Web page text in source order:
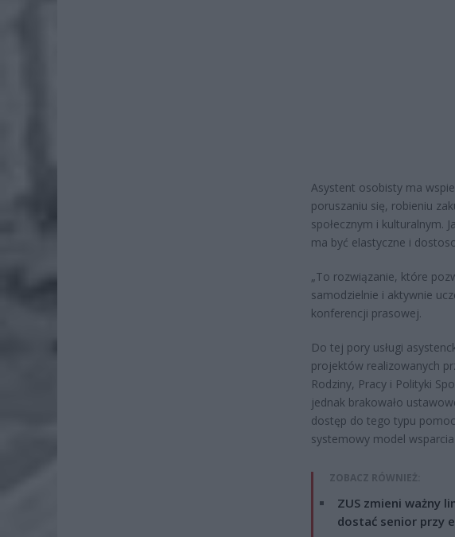
Asystent osobisty ma
poruszaniu się, robieniu
społecznym i kulturalnym.
ma być elastyczne i
„To rozwiązanie, które
samodzielnie i aktywnie
konferencji prasowej.
Do tej pory usługi
projektów realizowanych
Rodziny, Pracy i Polityki
jednak brakowało
dostęp do tego typu
systemowy model
ZOBACZ RÓWNIEŻ:
ZUS zmieni ważny
dostać senior przy